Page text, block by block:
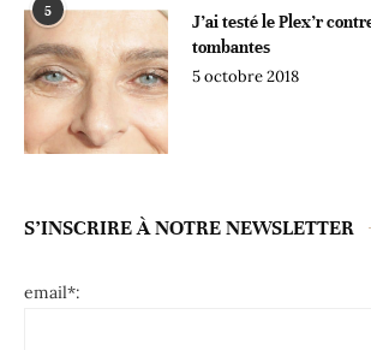
5
J’ai testé le Plex’r
tombantes
5 octobre 2018
S’INSCRIRE À NOTRE NEWSLETTER
email*: